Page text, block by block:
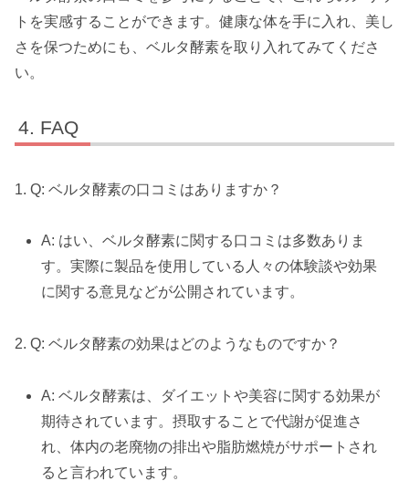
トを実感することができます。健康な体を手に入れ、美し
さを保つためにも、ベルタ酵素を取り入れてみてくださ
い。
FAQ
1. Q: ベルタ酵素の口コミはありますか？
A: はい、ベルタ酵素に関する口コミは多数ありま
す。実際に製品を使用している人々の体験談や効果
に関する意見などが公開されています。
2. Q: ベルタ酵素の効果はどのようなものですか？
A: ベルタ酵素は、ダイエットや美容に関する効果が
期待されています。摂取することで代謝が促進さ
れ、体内の老廃物の排出や脂肪燃焼がサポートされ
ると言われています。